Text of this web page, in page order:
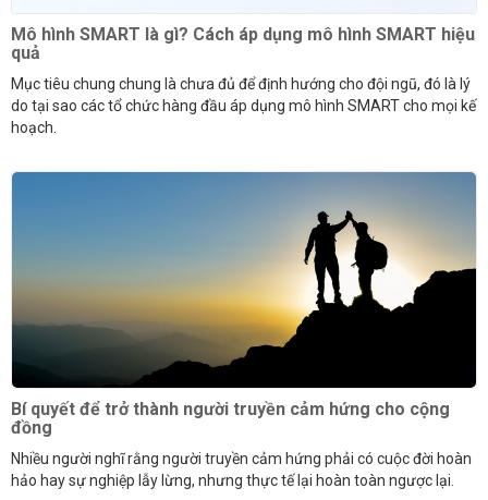
Mô hình SMART là gì? Cách áp dụng mô hình SMART hiệu
quả
Mục tiêu chung chung là chưa đủ để định hướng cho đội ngũ, đó là lý
do tại sao các tổ chức hàng đầu áp dụng mô hình SMART cho mọi kế
hoạch.
Bí quyết để trở thành người truyền cảm hứng cho cộng
đồng
Nhiều người nghĩ rằng người truyền cảm hứng phải có cuộc đời hoàn
hảo hay sự nghiệp lẫy lừng, nhưng thực tế lại hoàn toàn ngược lại.